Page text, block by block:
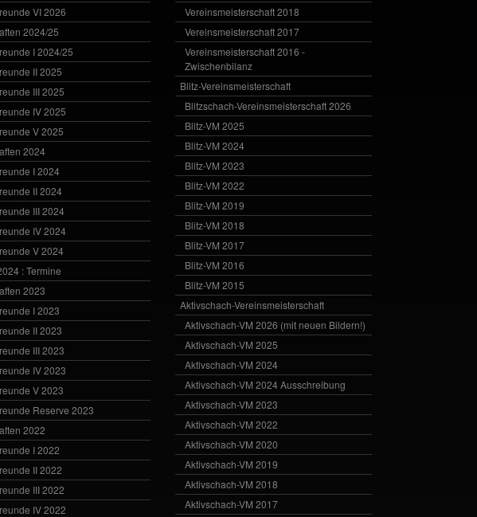
VI 2026
2024/25
I 2024/25
II 2025
III 2025
IV 2025
V 2025
2024
I 2024
II 2024
III 2024
IV 2024
V 2024
: Termine
2023
I 2023
II 2023
III 2023
IV 2023
V 2023
Reserve 2023
2022
I 2022
II 2022
III 2022
IV 2022
Vereinsmeisterschaft 2018
Vereinsmeisterschaft 2017
Vereinsmeisterschaft 2016 -
Zwischenbilanz
Blitz-Vereinsmeisterschaft
Blitzschach-Vereinsmeisterschaft 2026
Blitz-VM 2025
Blitz-VM 2024
Blitz-VM 2023
Blitz-VM 2022
Blitz-VM 2019
Blitz-VM 2018
Blitz-VM 2017
Blitz-VM 2016
Blitz-VM 2015
Aktivschach-Vereinsmeisterschaft
Aktivschach-VM 2026 (mit neuen Bildern!)
Aktivschach-VM 2025
Aktivschach-VM 2024
Aktivschach-VM 2024 Ausschreibung
Aktivschach-VM 2023
Aktivschach-VM 2022
Aktivschach-VM 2020
Aktivschach-VM 2019
Aktivschach-VM 2018
Aktivschach-VM 2017